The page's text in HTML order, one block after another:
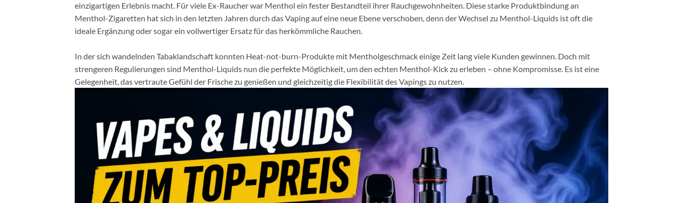
einzigartigen Erlebnis macht. Für viele Ex-Raucher war Menthol ein fester Bestandteil ihrer Rauchgewohnheiten. Diese starke Produktbindung an
Menthol-Zigaretten hat sich in den letzten Jahren durch das Vaping auf eine neue Ebene verschoben, denn der Wechsel zu Menthol-Liquids ist oft die
ideale Ergänzung oder sogar ein vollwertiger Ersatz für das herkömmliche Rauchen.
In der sich wandelnden Tabaklandschaft konnten Heat-not-burn-Produkte mit Mentholgeschmack einige Zeit lang viele Kunden gewinnen. Doch mit
strengeren Regulierungen sind Menthol-Liquids nun die perfekte Möglichkeit, um den echten Menthol-Kick zu erleben – ohne Kompromisse. Es ist eine
Gelegenheit, das vertraute Gefühl der Frische zu genießen und gleichzeitig die Flexibilität des Vapings zu nutzen.